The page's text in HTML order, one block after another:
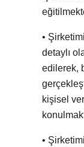
•
detaylı
edilerek,
kişisel
•